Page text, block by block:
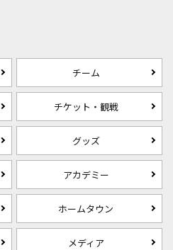
チーム
チケット・観戦
グッズ
アカデミー
ホームタウン
メディア